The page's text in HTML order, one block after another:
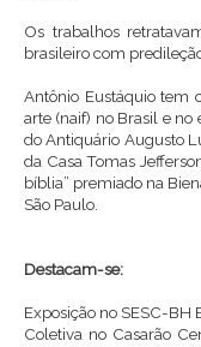
Os trabalhos
brasileiro com
Antônio Eustáquio tem
arte (naif) no Brasil e no
do Antiquário Augusto
da Casa Tomas
bíblia” premiado na
São Paulo.
Destacam-se:
Exposição no SESC-BH
Coletiva no Casarão